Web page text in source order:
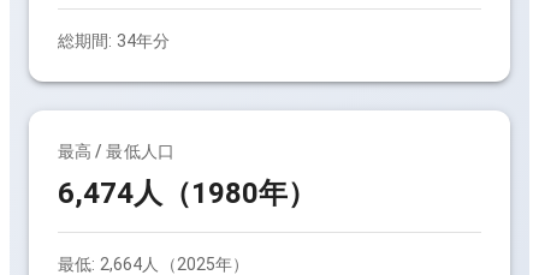
総期間: 34年分
最高 / 最低人口
6,474人（1980年）
最低: 2,664人（2025年）